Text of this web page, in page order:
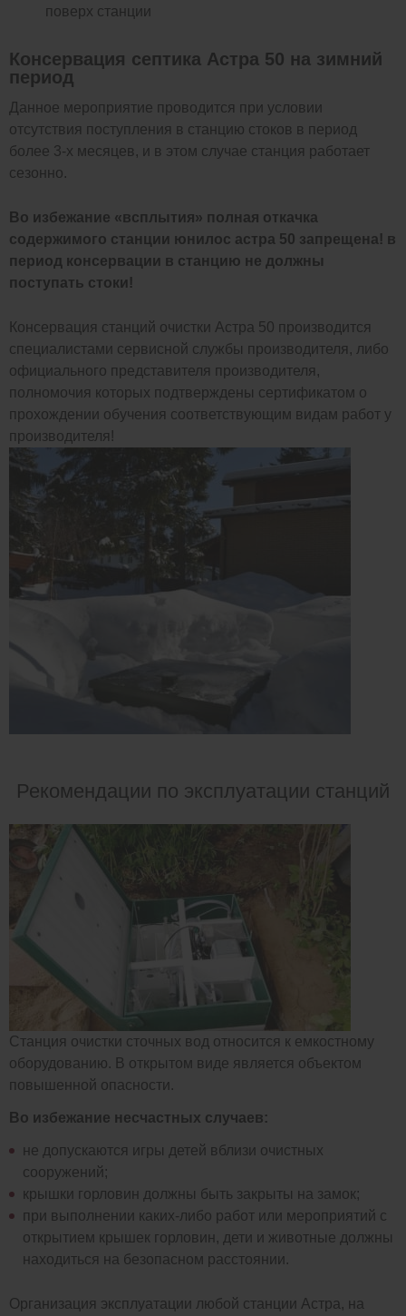
поверх станции
Консервация септика Астра 50 на зимний
период
Данное мероприятие проводится при условии
отсутствия поступления в станцию стоков в период
более 3-х месяцев, и в этом случае станция работает
сезонно.
Во избежание «всплытия» полная откачка
содержимого станции юнилос астра 50 запрещена! в
период консервации в станцию не должны
поступать стоки!
Консервация станций очистки Астра 50 производится
специалистами сервисной службы производителя, либо
официального представителя производителя,
полномочия которых подтверждены сертификатом о
прохождении обучения соответствующим видам работ у
производителя!
Рекомендации по эксплуатации станций
Станция очистки сточных вод относится к емкостному
оборудованию. В открытом виде является объектом
повышенной опасности.
Во избежание несчастных случаев:
не допускаются игры детей вблизи очистных
сооружений;
крышки горловин должны быть закрыты на замок;
при выполнении каких-либо работ или мероприятий с
открытием крышек горловин, дети и животные должны
находиться на безопасном расстоянии.
Организация эксплуатации любой станции Астра, на